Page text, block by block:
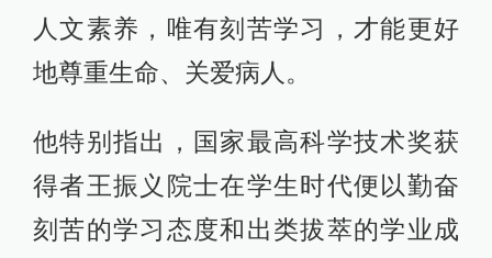
人文素养，唯有刻苦学习，才能更好
地尊重生命、关爱病人。
他特别指出，国家最高科学技术奖获
得者王振义院士在学生时代便以勤奋
刻苦的学习态度和出类拔萃的学业成